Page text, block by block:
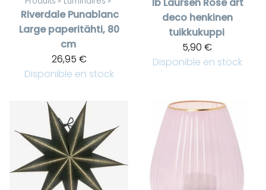
Riverdale Punablanc
Large paperitähti, 80
cm
26,95 €
Disponible en stock
deco henkinen
tuikkukuppi
5,90 €
Disponible en stock